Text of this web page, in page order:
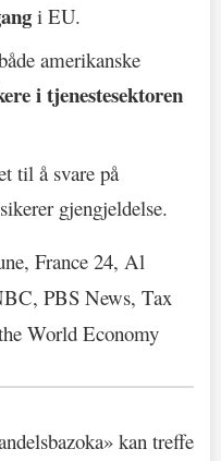
i EU.
amerikanske
i tjenestesektoren
til å svare på
gjengjeldelse.
France 24, Al
PBS News, Tax
World Economy
kan treffe